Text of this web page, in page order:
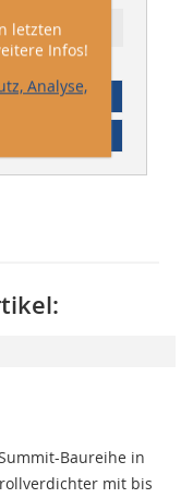
letzten
Infos!
Analyse,
Baureihe in
mit bis